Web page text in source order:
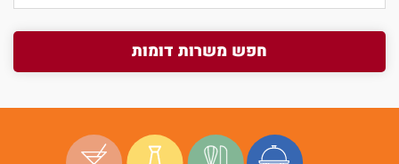
חפש משרות דומות